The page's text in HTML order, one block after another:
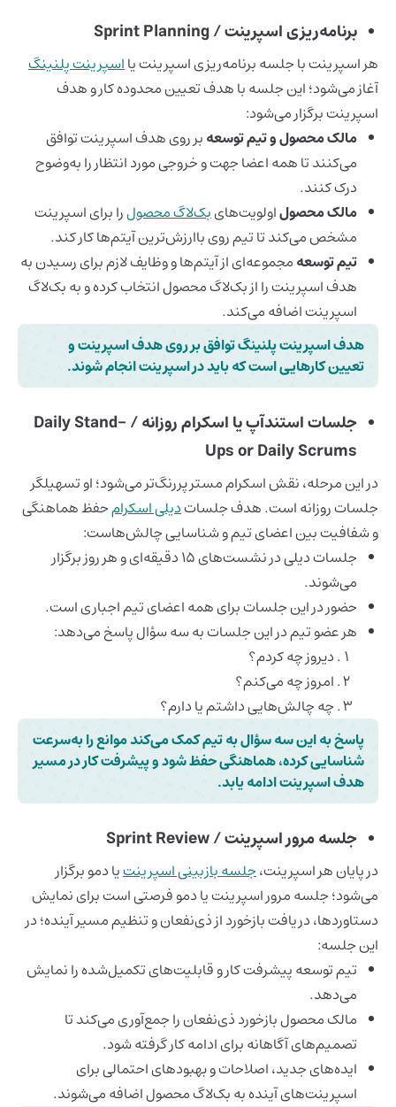
برنامه‌ریزی اسپرینت / Sprint Planning
هر اسپرینت با جلسه برنامه‌ریزی اسپرینت یااسپرینت پلنینگ
آغاز می‌شود؛ این جلسه با هدف تعیین محدوده کار و هدف
اسپرینت برگزار می‌شود:
مالک محصول و تیم توسعهبر روی هدف اسپرینت توافق
می‌کنند تا همه اعضا جهت و خروجی مورد انتظار را به‌وضوح
درک کنند.
مالک محصولاولویت‌هایبک‌لاگ محصولرا برای اسپرینت
مشخص می‌کند تا تیم روی باارزش‌ترین آیتم‌ها کار کند.
تیم توسعهمجموعه‌ای از آیتم‌ها و وظایف لازم برای رسیدن به
هدف اسپرینت را از بک‌لاگ محصول انتخاب کرده و به بک‌لاگ
اسپرینت اضافه می‌کند.
هدف اسپرینت پلنینگ توافق بر روی هدف اسپرینت و
تعیین کارهایی است که باید در اسپرینت انجام شوند.
جلسات استندآپ یا اسکرام روزانه / Daily Stand-
Ups or Daily Scrums
در این مرحله، نقش اسکرام مستر پررنگ‌تر می‌شود؛ او تسهیلگر
جلسات روزانه است. هدفجلساتدیلی اسکرامحفظ هماهنگی
و شفافیت بین اعضای تیم و شناسایی چالش‌هاست:
جلسات دیلی در نشست‌های 15 دقیقه‌ای و هر روز برگزار
می‌شوند.
حضور در این جلسات برای همه اعضای تیم اجباری است.
هر عضو تیم در این جلسات به سه سؤال پاسخ می‌دهد:
دیروز چه کردم؟
امروز چه می‌کنم؟
چه چالش‌هایی داشتم یا دارم؟
پاسخ به این سه سؤال به تیم کمک می‌کند موانع را به‌سرعت
شناسایی کرده، هماهنگی حفظ شود و پیشرفت کار در مسیر
هدف اسپرینت ادامه یابد.
جلسه مرور اسپرینت / Sprint Review
در پایان هر اسپرینت،جلسه بازبینی اسپرینتیا دموبرگزار
می‌شود؛ جلسه مرور اسپرینت یا دمو فرصتی است برای نمایش
دستاوردها، دریافت بازخورد از ذی‌نفعان و تنظیم مسیر آینده؛ در
این جلسه:
تیم توسعه پیشرفت کار و قابلیت‌های تکمیل‌شده را نمایش
می‌دهد.
مالک محصول بازخورد ذی‌نفعان را جمع‌آوری می‌کند تا
تصمیم‌های آگاهانه برای ادامه کار گرفته شود.
ایده‌های جدید، اصلاحات و بهبودهای احتمالی برای
اسپرینت‌های آینده به بک‌لاگ محصول اضافه می‌شوند.